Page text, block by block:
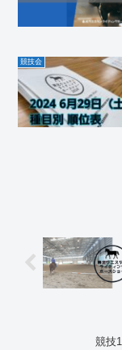
競技会
競技